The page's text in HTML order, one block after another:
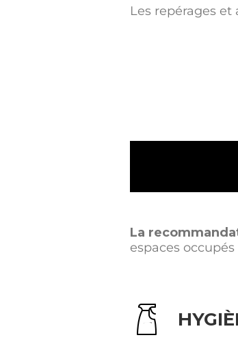
Les repérages
La
espaces